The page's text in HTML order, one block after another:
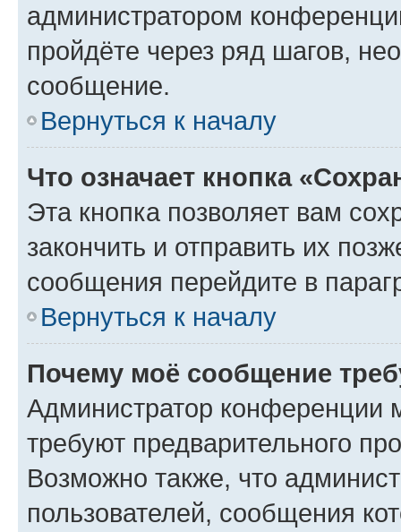
администратором
пройдёте через ряд шагов,
сообщение.
Вернуться к началу
Что означает кнопка
Эта кнопка позволяет вам
закончить и отправить их
сообщения перейдите в
Вернуться к началу
Почему моё сообщение
Администратор конференции
требуют предварительного
Возможно также, что
пользователей, сообщения